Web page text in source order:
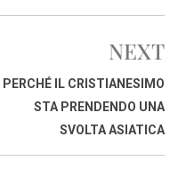
p
i
i
NEXT
PERCHÉ IL CRISTIANESIMO
STA PRENDENDO UNA
SVOLTA ASIATICA